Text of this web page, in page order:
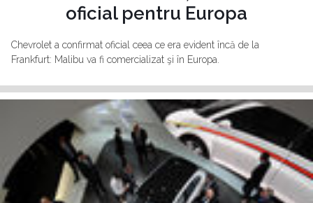
oficial pentru Europa
Chevrolet a confirmat oficial ceea ce era evident încă de la
Frankfurt: Malibu va fi comercializat şi în Europa.